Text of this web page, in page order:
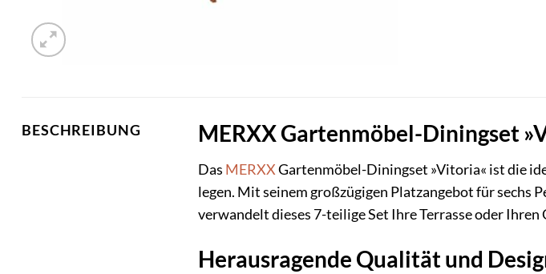
BESCHREIBUNG MERXX Gartenmöbel-Diningset
Das MERXXGartenmöbel-Diningset »Vitoria« ist die
legen. Mit seinem großzügigen Platzangebot für sechs
verwandelt dieses 7-teilige Set Ihre Terrasse oder Ihren
Herausragende Qualität und